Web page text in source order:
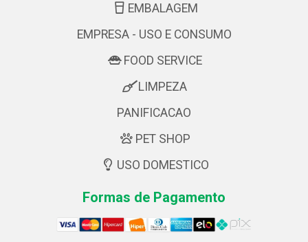
EMBALAGEM
EMPRESA - USO E CONSUMO
FOOD SERVICE
LIMPEZA
PANIFICACAO
PET SHOP
USO DOMESTICO
Formas de Pagamento